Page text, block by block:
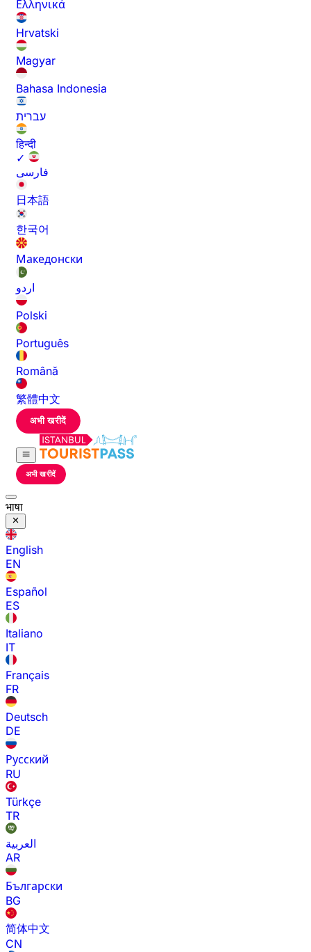
Ελληνικά
Hrvatski
Magyar
Bahasa Indonesia
עברית
हिन्दी
✓
فارسی
日本語
한국어
Македонски
اردو
Polski
Português
Română
繁體中文
अभी खरीदें
अभी खरीदें
भाषा
English
EN
Español
ES
Italiano
IT
Français
FR
Deutsch
DE
Русский
RU
Türkçe
TR
العربية
AR
Български
BG
简体中文
CN